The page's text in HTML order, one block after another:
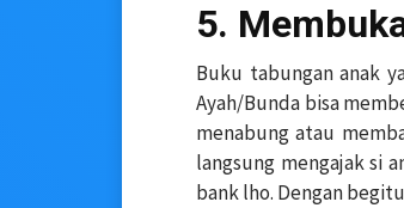
5.
Buku tabungan anak
Ayah/Bunda bisa
menabung atau
langsung mengajak si
bank lho. Dengan